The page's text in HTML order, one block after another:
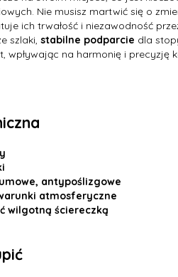
Nie musisz martwić się o
ich trwałość i niezawodność
szlaki, stabilne podparcie dla
wpływając na harmonię i precyzję
antypoślizgowe
atmosferyczne
wilgotną ściereczką